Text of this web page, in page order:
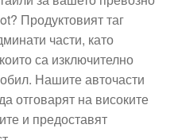
Продуктовият таг
части, като
са изключително
Нашите авточасти
отговарят на високите
и предоставят